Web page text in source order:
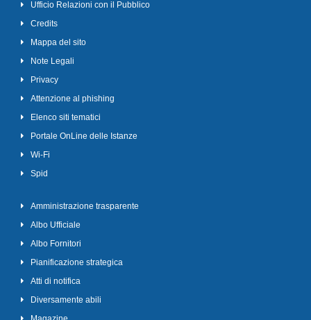
Ufficio Relazioni con il Pubblico
Credits
Mappa del sito
Note Legali
Privacy
Attenzione al phishing
Elenco siti tematici
Portale OnLine delle Istanze
Wi-Fi
Spid
Amministrazione trasparente
Albo Ufficiale
Albo Fornitori
Pianificazione strategica
Atti di notifica
Diversamente abili